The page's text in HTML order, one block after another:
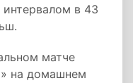
в 43
матче
на домашнем